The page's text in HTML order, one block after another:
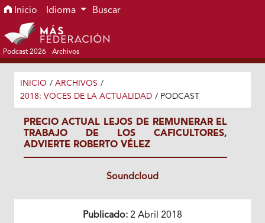
Ir al menú de navegación principal
Ir al contenido principal
Ir al pie de página del sitio
Inicio Idioma Buscar
Podcast 2026 Archivos
INICIO / ARCHIVOS /
2018: VOCES DE LA ACTUALIDAD / PODCAST
PRECIO ACTUAL LEJOS DE REMUNERAR EL
TRABAJO DE LOS CAFICULTORES,
ADVIERTE ROBERTO VÉLEZ
Soundcloud
Publicado: 2 Abril 2018